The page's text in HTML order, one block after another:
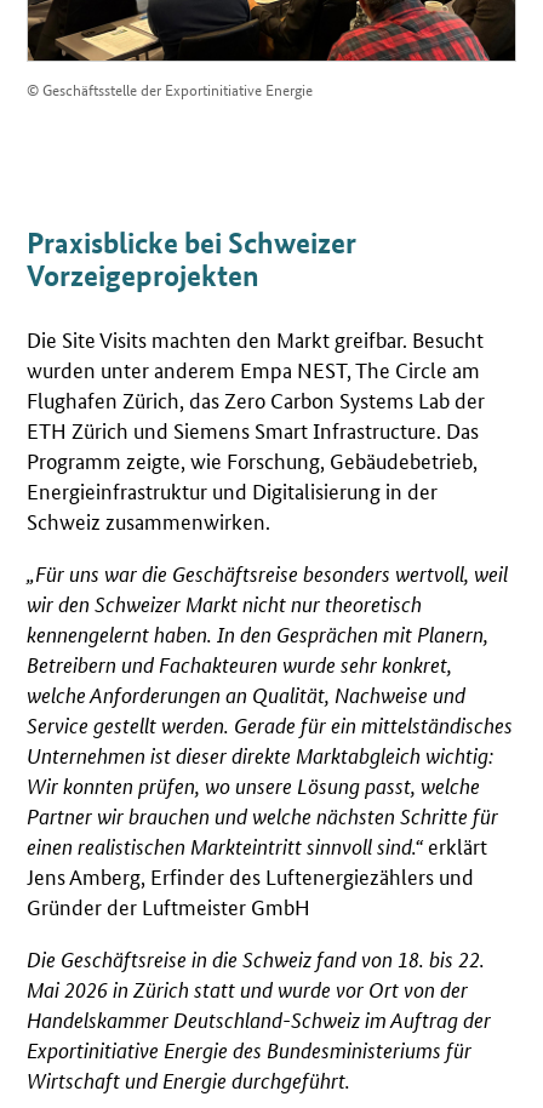
© Geschäftsstelle der Exportinitiative Energie
Praxisblicke bei Schweizer
Vorzeigeprojekten
Die Site Visits machten den Markt greifbar. Besucht
wurden unter anderem Empa NEST, The Circle am
Flughafen Zürich, das Zero Carbon Systems Lab der
ETH Zürich und Siemens Smart Infrastructure. Das
Programm zeigte, wie Forschung, Gebäudebetrieb,
Energieinfrastruktur und Digitalisierung in der
Schweiz zusammenwirken.
„Für uns war die Geschäftsreise besonders wertvoll, weil
wir den Schweizer Markt nicht nur theoretisch
kennengelernt haben. In den Gesprächen mit Planern,
Betreibern und Fachakteuren wurde sehr konkret,
welche Anforderungen an Qualität, Nachweise und
Service gestellt werden. Gerade für ein mittelständisches
Unternehmen ist dieser direkte Marktabgleich wichtig:
Wir konnten prüfen, wo unsere Lösung passt, welche
Partner wir brauchen und welche nächsten Schritte für
einen realistischen Markteintritt sinnvoll sind.“erklärt
Jens Amberg, Erfinder des Luftenergiezählers und
Gründer der Luftmeister GmbH
Die Geschäftsreise in die Schweiz fand von 18. bis 22.
Mai 2026 in Zürich statt und wurde vor Ort von der
Handelskammer Deutschland-Schweiz im Auftrag der
Exportinitiative Energie des Bundesministeriums für
Wirtschaft und Energie durchgeführt.